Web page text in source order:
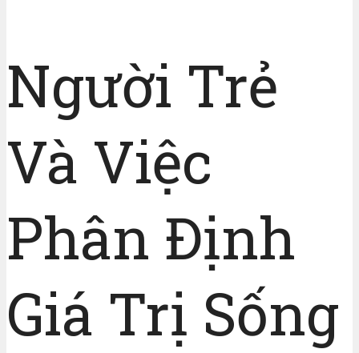
Người Trẻ
Và Việc
Phân Định
Giá Trị Sống